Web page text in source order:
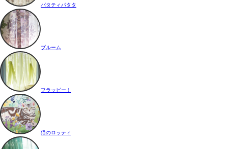
パタティパタタ
ブルーム
フラッピー！
猫のロッティ